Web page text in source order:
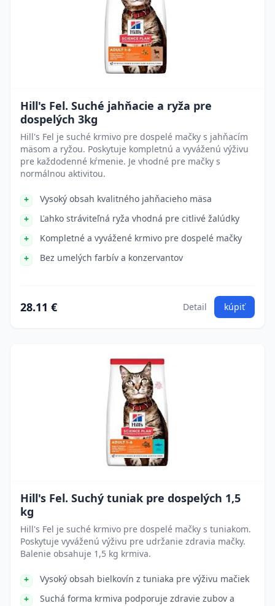
Hill's Fel. Suché jahňacie a ryža pre
dospelých 3kg
Hill's Fel je suché krmivo pre dospelé mačky s jahňacím
mäsom a ryžou. Poskytuje kompletnú a vyváženú výživu
pre každodenné kŕmenie. Je vhodné pre mačky s
normálnou aktivitou.
Vysoký obsah kvalitného jahňacieho mäsa
Ľahko stráviteľná ryža vhodná pre citlivé žalúdky
Kompletné a vyvážené krmivo pre dospelé mačky
Bez umelých farbív a konzervantov
28.11 € Detail kúpiť
Hill's Fel. Suchý tuniak pre dospelých 1,5
kg
Hill's Fel je suché krmivo pre dospelé mačky s tuniakom.
Poskytuje vyváženú výživu pre udržanie zdravia mačky.
Balenie obsahuje 1,5 kg krmiva.
Vysoký obsah bielkovín z tuniaka pre výživu mačiek
Suchá forma krmiva podporuje zdravie zubov a